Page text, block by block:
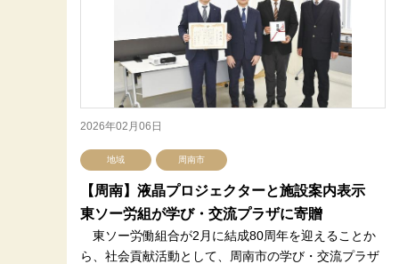
2026年02月06日
地域 周南市
【周南】液晶プロジェクターと施設案内表示
東ソー労組が学び・交流プラザに寄贈
東ソー労働組合が2月に結成80周年を迎えることか
ら、社会貢献活動として、周南市の学び・交流プラザ